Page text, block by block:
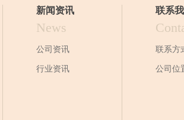
新闻资讯
News
公司资讯
行业资讯
联系
联系方
公司位